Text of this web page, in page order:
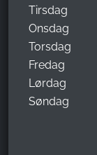
Tirsdag
Onsdag
Torsdag
Fredag
Lørdag
Søndag